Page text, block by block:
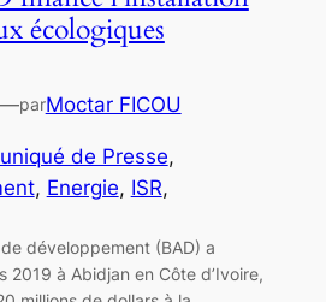
écologiques
—parMoctar FICOU
de Presse
, Energie, ISR
développement (BAD) a
2019 à Abidjan en Côte d’Ivoire,